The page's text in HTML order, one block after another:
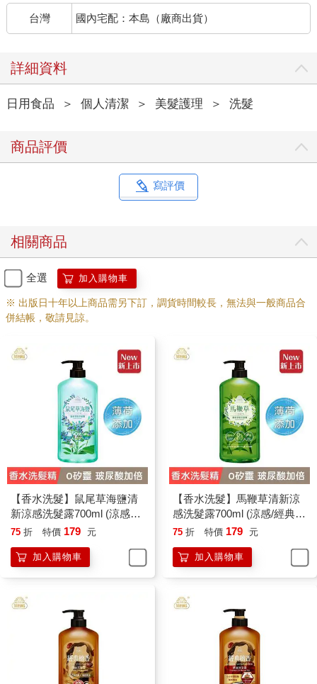
台灣 國內宅配：本島（廠商出貨）
詳細資料
日用食品 ＞ 個人清潔 ＞ 美髮護理 ＞ 洗髮
商品評價
寫評價
相關商品
全選 加入購物車
※ 出版日十年以上商品需另下訂，調貨時間較長，無法與一般商品合
併結帳，敬請見諒。
【香水洗髮】鼠尾草海鹽清
新涼感洗髮露700ml (涼感／
經典香氛/國民洗髮精/香水洗
75 折 特價 179 元
加入購物車
【香水洗髮】馬鞭草清新涼
感洗髮露700ml (涼感/經典香
氛/國民洗髮精/香水洗髮精)
75 折 特價 179 元
加入購物車